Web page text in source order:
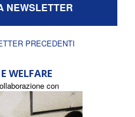
NEWSLETTER
PRECEDENTI
WELFARE
con